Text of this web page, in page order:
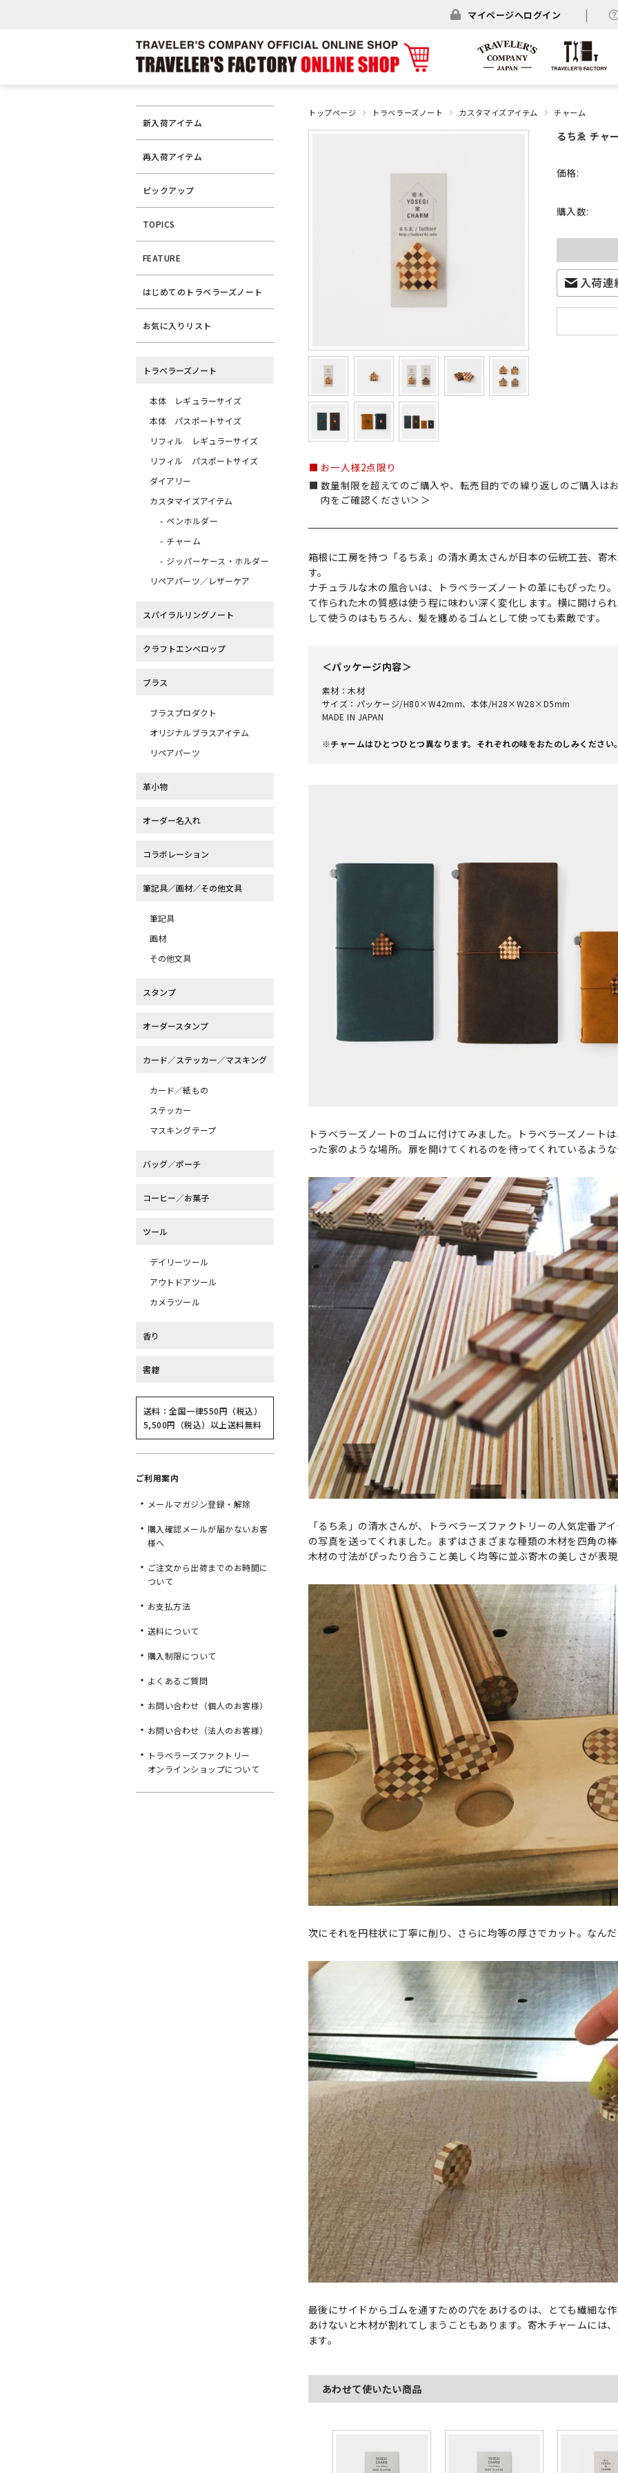
マイページへログイン
トップページ トラベラーズノート カスタマイズアイテム チャーム
るちゑ チャ
価格:
購入数:
お一人様2点限り
数量制限を超えてのご購入や、転売目的での繰り返しのご購入は
内をご確認ください＞＞
箱根に工房を持つ「るちゑ」の清水勇太さんが日本の伝統工芸、寄
す。
ナチュラルな木の風合いは、トラベラーズノートの革にもぴったり
て作られた木の質感は使う程に味わい深く変化します。横に開けら
して使うのはもちろん、髪を纏めるゴムとして使っても素敵です。
＜パッケージ内容＞
素材：木材
サイズ：パッケージ/H80×W42mm、本体/H28×W28×D5mm
MADE IN JAPAN
※チャームはひとつひとつ異なります。それぞれの味をおたのしみください
トラベラーズノートのゴムに付けてみました。トラベラーズノート
った家のような場所。扉を開けてくれるのを待ってくれているよう
「るちゑ」の清水さんが、トラベラーズファクトリーの人気定番ア
の写真を送ってくれました。まずはさまざまな種類の木材を四角の
木材の寸法がぴったり合うこと美しく均等に並ぶ寄木の美しさが表
次にそれを円柱状に丁寧に削り、さらに均等の厚さでカット。なん
最後にサイドからゴムを通すための穴をあけるのは、とても繊細な
あけないと木材が割れてしまうこともあります。寄木チャームには
ます。
あわせて使いたい商品
新入荷アイテム
再入荷アイテム
ピックアップ
TOPICS
FEATURE
はじめてのトラベラーズノート
お気に入りリスト
トラベラーズノート
本体 レギュラーサイズ
本体 パスポートサイズ
リフィル レギュラーサイズ
リフィル パスポートサイズ
ダイアリー
カスタマイズアイテム
ペンホルダー
チャーム
ジッパーケース・ホルダー
リペアパーツ／レザーケア
スパイラルリングノート
クラフトエンベロップ
ブラス
ブラスプロダクト
オリジナルブラスアイテム
リペアパーツ
革小物
オーダー名入れ
コラボレーション
筆記具／画材／その他文具
筆記具
画材
その他文具
スタンプ
オーダースタンプ
カード／ステッカー／マスキング
カード／紙もの
ステッカー
マスキングテープ
バッグ／ポーチ
コーヒー／お菓子
ツール
デイリーツール
アウトドアツール
カメラツール
香り
書籍
送料：全国一律550円（税込）
5,500円（税込）以上送料無料
ご利用案内
メールマガジン登録・解除
購入確認メールが届かないお客
様へ
ご注文から出荷までのお時間に
ついて
お支払方法
送料について
購入制限について
よくあるご質問
お問い合わせ（個人のお客様）
お問い合わせ（法人のお客様）
トラベラーズファクトリー
オンラインショップについて